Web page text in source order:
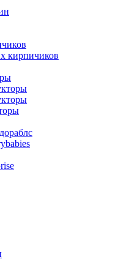
кирпичиков